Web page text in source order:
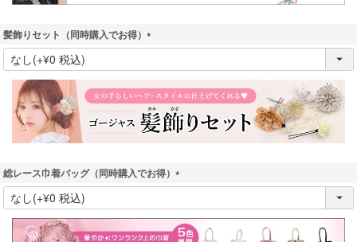
髪飾りセット（同時購入でお得）
(
必
)
総レース巾着バッグ（同時購入でお得）
(
必
須
)